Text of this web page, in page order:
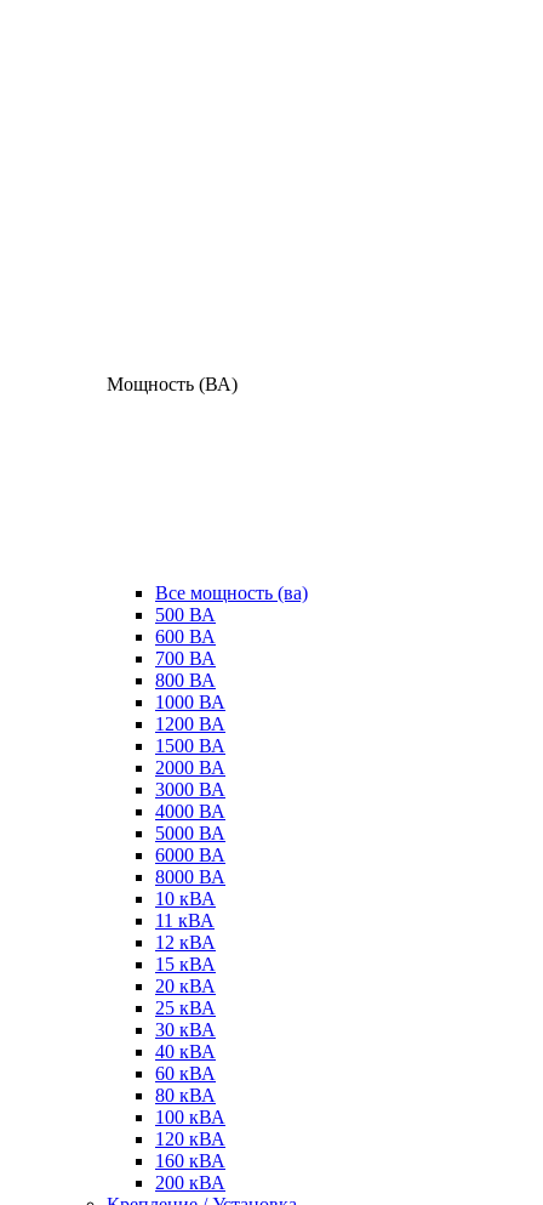
Мощность (ВА)
Все мощность (ва)
500 ВА
600 ВА
700 ВА
800 ВА
1000 ВА
1200 ВА
1500 ВА
2000 ВА
3000 ВА
4000 ВА
5000 ВА
6000 ВА
8000 ВА
10 кВА
11 кВА
12 кВА
15 кВА
20 кВА
25 кВА
30 кВА
40 кВА
60 кВА
80 кВА
100 кВА
120 кВА
160 кВА
200 кВА